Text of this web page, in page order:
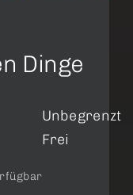
Dinge
Unbegrenzt
Frei